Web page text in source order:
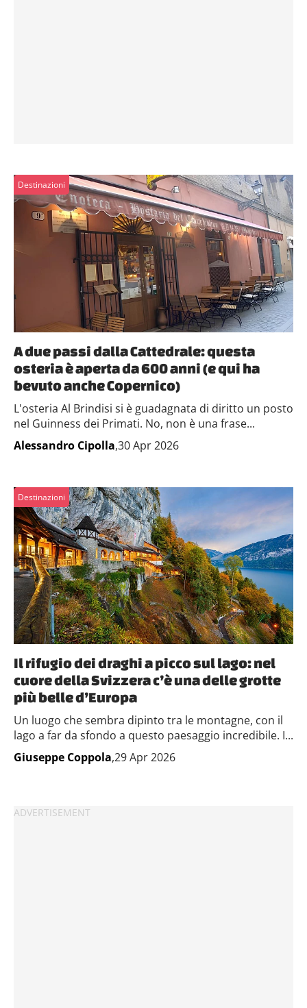
Destinazioni
A due passi dalla Cattedrale: questa
osteria è aperta da 600 anni (e qui ha
bevuto anche Copernico)
L'osteria Al Brindisi si è guadagnata di diritto un posto
nel Guinness dei Primati. No, non è una frase...
Alessandro Cipolla,30 Apr 2026
Destinazioni
Il rifugio dei draghi a picco sul lago: nel
cuore della Svizzera c’è una delle grotte
più belle d’Europa
Un luogo che sembra dipinto tra le montagne, con il
lago a far da sfondo a questo paesaggio incredibile. I...
Giuseppe Coppola,29 Apr 2026